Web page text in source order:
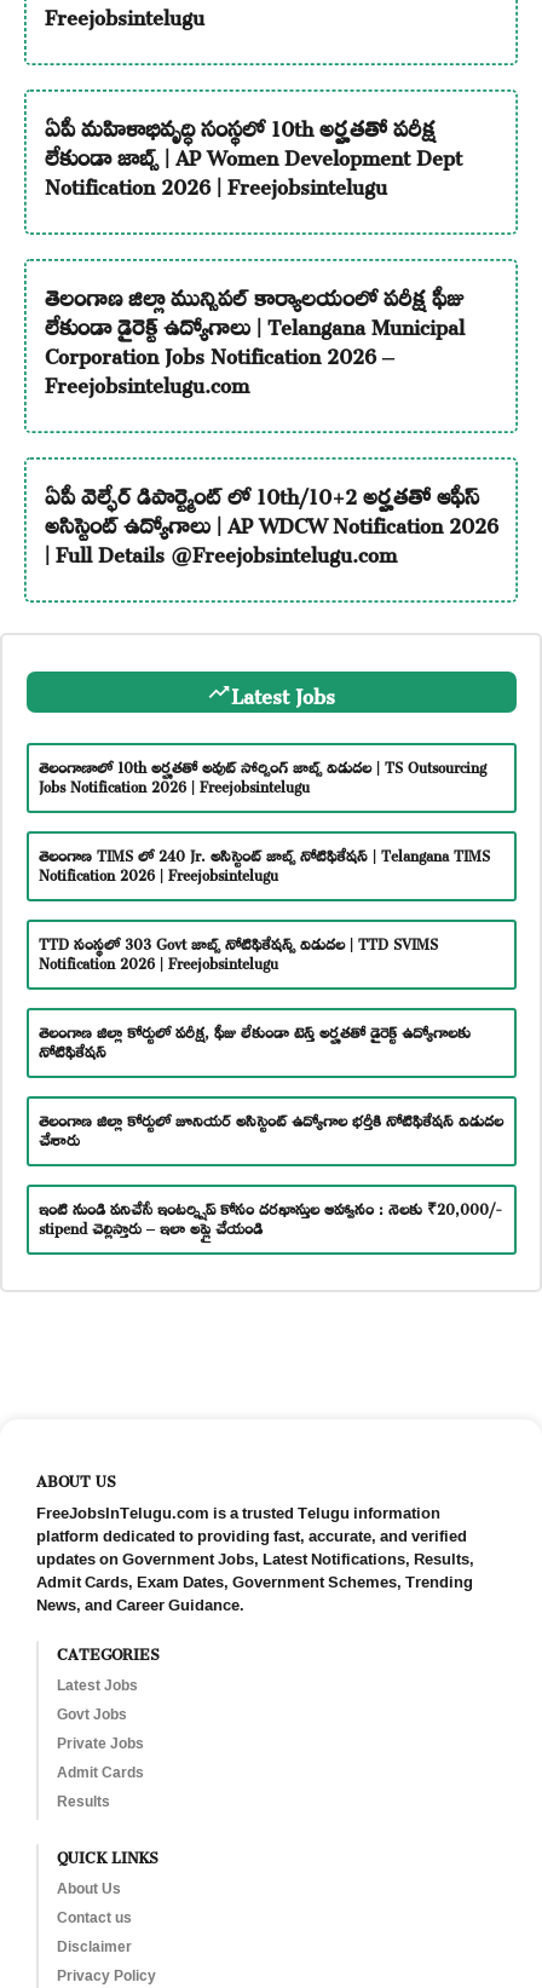
Freejobsintelugu
ఏపీ మహిళాభివృద్ధి సంస్థలో 10th అర్హతతో పరీక్ష
లేకుండా జాబ్స్ | AP Women Development Dept
Notification 2026 | Freejobsintelugu
తెలంగాణ జిల్లా మున్సిపల్ కార్యాలయంలో పరీక్ష ఫీజు
లేకుండా డైరెక్ట్ ఉద్యోగాలు | Telangana Municipal
Corporation Jobs Notification 2026 –
Freejobsintelugu.com
ఏపీ వెల్ఫేర్ డిపార్ట్మెంట్ లో 10th/10+2 అర్హతతో ఆఫీస్
అసిస్టెంట్ ఉద్యోగాలు | AP WDCW Notification 2026
| Full Details @Freejobsintelugu.com
Latest Jobs
తెలంగాణాలో 10th అర్హతతో అవుట్ సోర్సింగ్ జాబ్స్ విడుదల | TS Outsourcing
Jobs Notification 2026 | Freejobsintelugu
తెలంగాణ TIMS లో 240 Jr. అసిస్టెంట్ జాబ్స్ నోటిఫికేషన్ | Telangana TIMS
Notification 2026 | Freejobsintelugu
TTD సంస్థలో 303 Govt జాబ్స్ నోటిఫికేషన్స్ విడుదల | TTD SVIMS
Notification 2026 | Freejobsintelugu
తెలంగాణ జిల్లా కోర్టులో పరీక్ష, ఫీజు లేకుండా టెన్త్ అర్హతతో డైరెక్ట్ ఉద్యోగాలకు
నోటిఫికేషన్
తెలంగాణ జిల్లా కోర్టులో జూనియర్ అసిస్టెంట్ ఉద్యోగాల భర్తీకి నోటిఫికేషన్ విడుదల
చేశారు
ఇంటి నుండి పనిచేసే ఇంటర్న్షిప్ కోసం దరఖాస్తుల ఆహ్వానం : నెలకు ₹20,000/-
stipend చెల్లిస్తారు – ఇలా అప్లై చేయండి
ABOUT US
FreeJobsInTelugu.com is a trusted Telugu information
platform dedicated to providing fast, accurate, and verified
updates on Government Jobs, Latest Notifications, Results,
Admit Cards, Exam Dates, Government Schemes, Trending
News, and Career Guidance.
CATEGORIES
Latest Jobs
Govt Jobs
Private Jobs
Admit Cards
Results
QUICK LINKS
About Us
Contact us
Disclaimer
Privacy Policy